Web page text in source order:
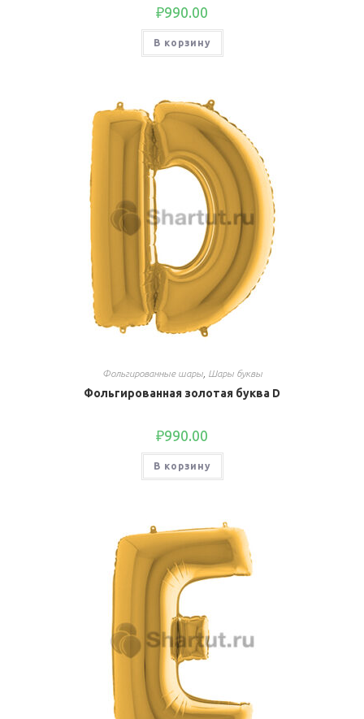
₽990.00
В корзину
Фольгированные шары, Шары буквы
Фольгированная золотая буква D
₽990.00
В корзину